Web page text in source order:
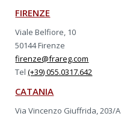
FIRENZE
Viale Belfiore, 10
50144 Firenze
firenze@frareg.com
Tel(+39) 055.0317.642
CATANIA
Via Vincenzo Giuffrida, 203/A